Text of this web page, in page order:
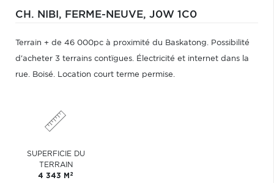
CH. NIBI, FERME-NEUVE, J0W 1C0
Terrain + de 46 000pc à proximité du Baskatong. Possibilité
d'acheter 3 terrains contïgues. Électricité et internet dans la
rue. Boisé. Location court terme permise.
SUPERFICIE DU
TERRAIN
4 343 M 2